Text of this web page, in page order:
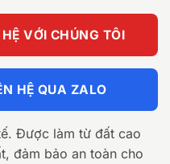
VỚI CHÚNG TÔI
HỆ QUA ZALO
Được làm từ đất cao
đảm bảo an toàn cho